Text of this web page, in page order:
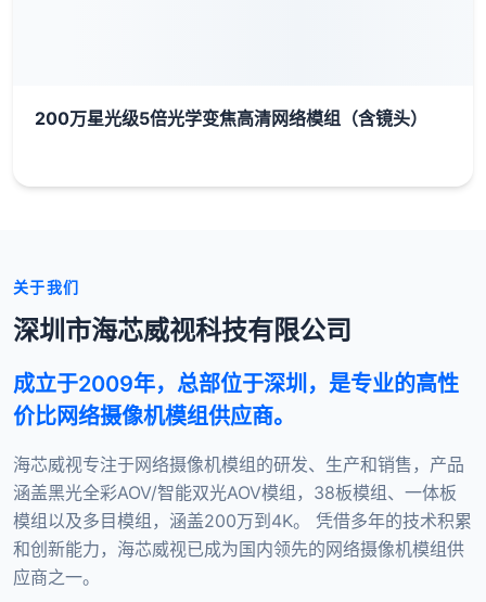
200万星光级5倍光学变焦高清网络模组（含镜头）
关于我们
深圳市海芯威视科技有限公司
成立于2009年，总部位于深圳，是专业的高性
价比网络摄像机模组供应商。
海芯威视专注于网络摄像机模组的研发、生产和销售，产品
涵盖黑光全彩AOV/智能双光AOV模组，38板模组、一体板
模组以及多目模组，涵盖200万到4K。 凭借多年的技术积累
和创新能力，海芯威视已成为国内领先的网络摄像机模组供
应商之一。